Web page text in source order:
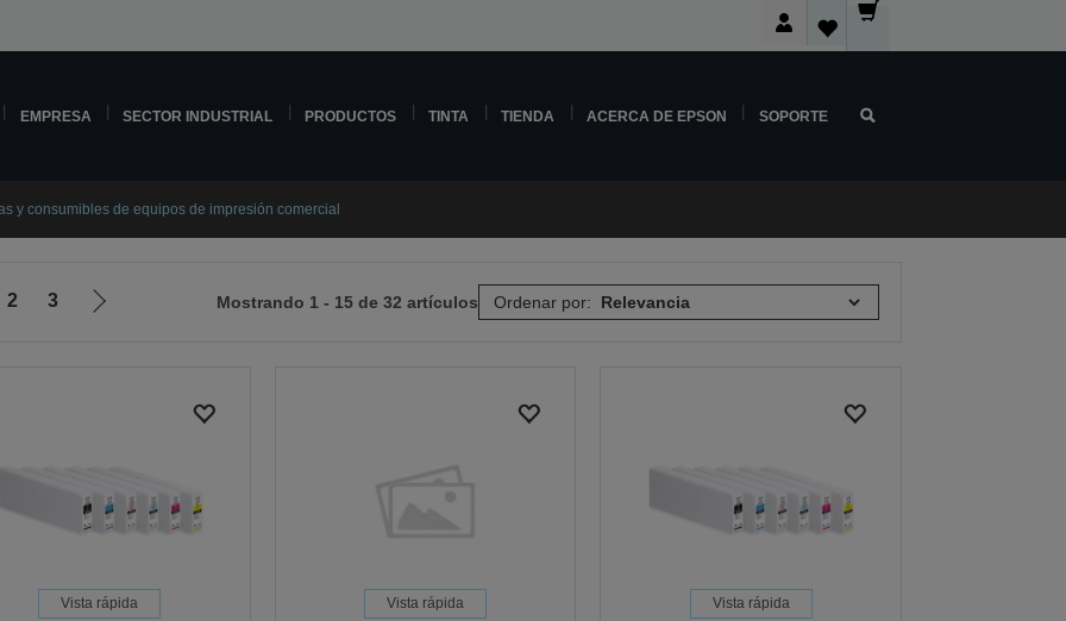
EMPRESA SECTOR INDUSTRIAL PRODUCTOS TINTA TIENDA ACERCA DE EPSON SOPORTE
y consumibles de equipos de impresión comercial
2 3
Ir
Mostrando 1 - 15 de 32 artículos Ordenar por:
Vista rápida Vista rápida Vista rápida